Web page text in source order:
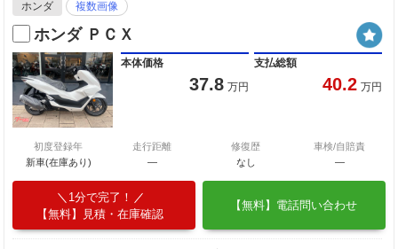
ホンダ 複数画像
ホンダ ＰＣＸ
本体価格
37.8 万円
支払総額
40.2 万円
初度登録年
新車(在庫あり)
走行距離
―
修復歴
なし
車検/自賠責
―
1分で完了！
【無料】見積・在庫確認
【無料】電話問い合わせ